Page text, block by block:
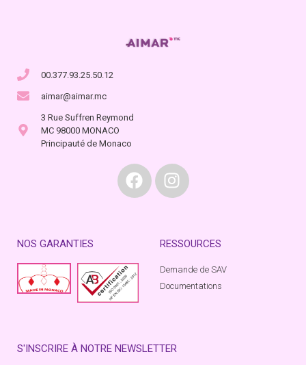
00.377.93.25.50.12
aimar@aimar.mc
3 Rue Suffren Reymond
MC 98000 MONACO
Principauté de Monaco
NOS GARANTIES RESSOURCES
Demande de SAV
Documentations
S'INSCRIRE À NOTRE NEWSLETTER